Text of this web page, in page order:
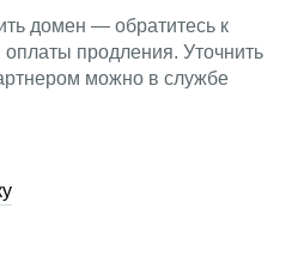
домен — обратитесь к
продления. Уточнить
можно в службе